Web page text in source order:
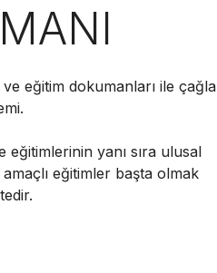
eğitim dokumanları ile çağla
yanı sıra ulusal
eğitimler başta olmak